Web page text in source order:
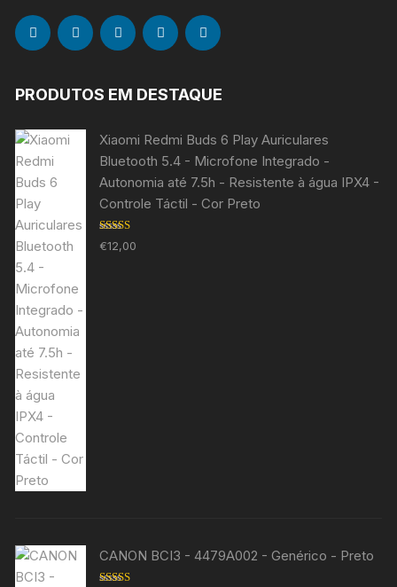
PRODUTOS EM DESTAQUE
Xiaomi Redmi Buds 6 Play Auriculares
Bluetooth 5.4 - Microfone Integrado -
Autonomia até 7.5h - Resistente à água IPX4 -
Controle Táctil - Cor Preto
Avaliação
5.00de 5
€12,00
CANON BCI3 - 4479A002 - Genérico - Preto